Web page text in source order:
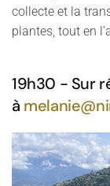
collecte et la
plantes, tout en
19h30 - Sur
à